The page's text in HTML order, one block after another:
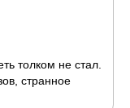
толком не стал.
странное